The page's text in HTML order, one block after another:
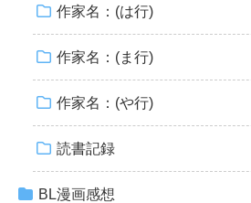
作家名：(は行)
作家名：(ま行)
作家名：(や行)
読書記録
BL漫画感想